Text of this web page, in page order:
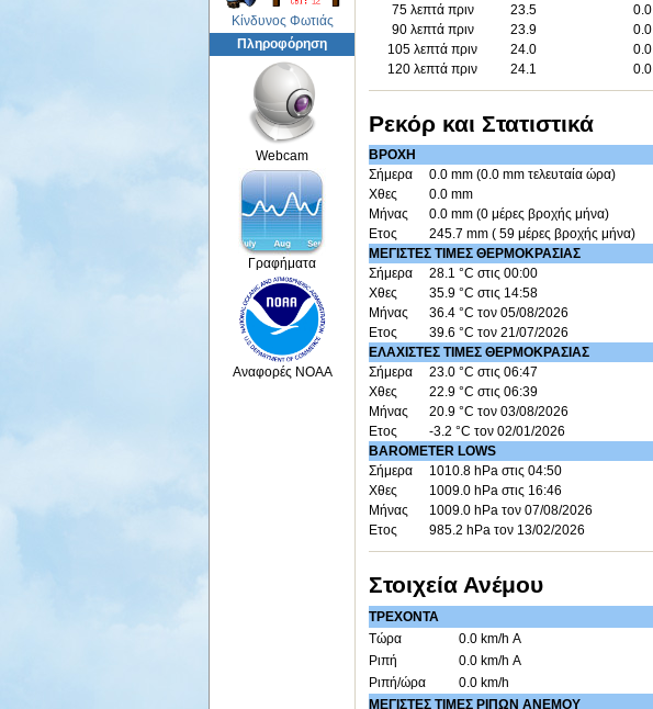
Κίνδυνος Φωτιάς
Πληροφόρηση
Webcam
Γραφήματα
Αναφορές NOAA
75 λεπτά πριν
23.5 0.0
90 λεπτά πριν
23.9 0.0
105 λεπτά πριν
24.0 0.0
120 λεπτά πριν
24.1 0.0
Ρεκόρ και Στατιστικά
ΒΡΟΧΗ
Σήμερα
0.0 mm (0.0 mm τελευταία ώρα)
Χθες
0.0 mm
Μήνας
0.0 mm (0 μέρες βροχής μήνα)
Ετος
245.7 mm ( 59 μέρες βροχής μήνα)
ΜΕΓΙΣΤΕΣ ΤΙΜΕΣ ΘΕΡΜΟΚΡΑΣΙΑΣ
Σήμερα
28.1 °C στις 00:00
Χθες
35.9 °C στις 14:58
Μήνας
36.4 °C τον 05/08/2026
Ετος
39.6 °C τον 21/07/2026
ΕΛΑΧΙΣΤΕΣ ΤΙΜΕΣ ΘΕΡΜΟΚΡΑΣΙΑΣ
Σήμερα
23.0 °C στις 06:47
Χθες
22.9 °C στις 06:39
Μήνας
20.9 °C τον 03/08/2026
Ετος
-3.2 °C τον 02/01/2026
BAROMETER LOWS
Σήμερα
1010.8 hPa στις 04:50
Χθες
1009.0 hPa στις 16:46
Μήνας
1009.0 hPa τον 07/08/2026
Ετος
985.2 hPa τον 13/02/2026
Στοιχεία Ανέμου
ΤΡΕΧΟΝΤΑ
Τώρα
0.0 km/h Α
Ριπή
0.0 km/h Α
Ριπή/ώρα
0.0 km/h
ΜΕΓΙΣΤΕΣ ΤΙΜΕΣ ΡΙΠΩΝ ΑΝΕΜΟΥ